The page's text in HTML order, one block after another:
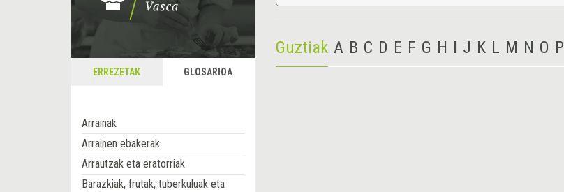
ERREZETAK GLOSARIOA
Arrainak
Arrainen ebakerak
Arrautzak eta eratorriak
Barazkiak, frutak, tuberkuluak eta
Guztiak A B C D E F G H I J K L M N O P